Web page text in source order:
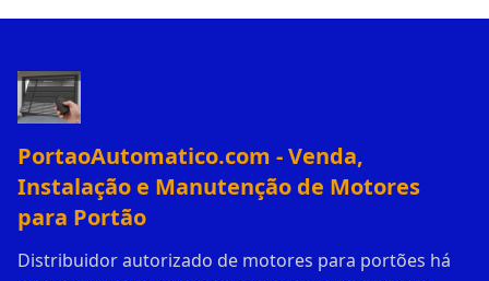
PortaoAutomatico.com - Venda,
Instalação e Manutenção de Motores
para Portão
Distribuidor autorizado de motores para portões há